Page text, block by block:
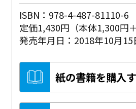
ISBN：978-4-487-81110-6
定価1,430円（本体1,300円
発売年月日：2018年10月15
紙の書籍を購入